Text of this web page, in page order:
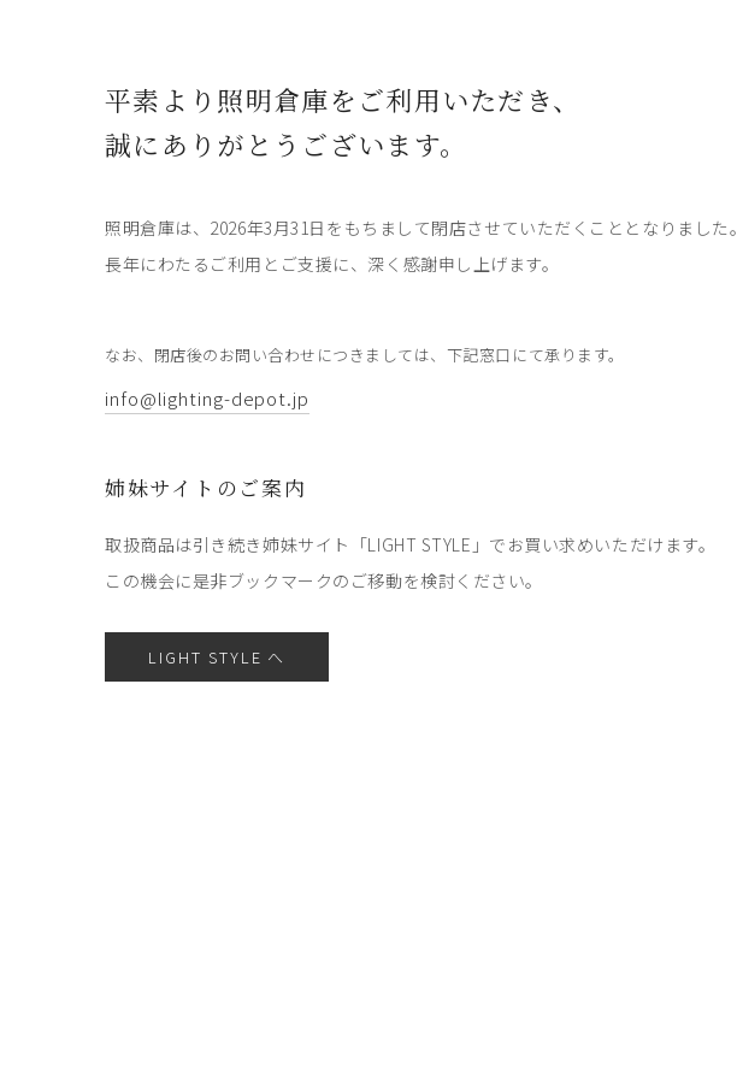
平素より照明倉庫をご利用いただき、
誠にありがとうございます。
照明倉庫は、2026年3月31日をもちまして閉店させていただくこととなりました。
長年にわたるご利用とご支援に、深く感謝申し上げます。
なお、閉店後のお問い合わせにつきましては、下記窓口にて承ります。
info@lighting-depot.jp
姉妹サイトのご案内
取扱商品は引き続き姉妹サイト「LIGHT STYLE」でお買い求めいただけます。
この機会に是非ブックマークのご移動を検討ください。
LIGHT STYLE へ